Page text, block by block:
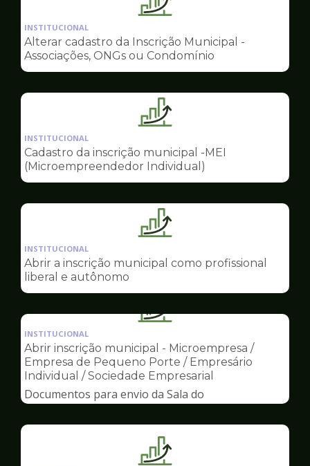
Ilustração
pagina
de
Sala
Empreendedor
INSTITUCIONAL
Alterar cadastro da Inscrição Municipal -
Associações, ONGs ou Condomínio
Ilustração
pagina
de
Sala
Empreendedor
INSTITUCIONAL
Cadastro da inscrição municipal -MEI
(Microempreendedor Individual)
Ilustração
pagina
Sala
Empreendedor
INSTITUCIONAL
Abrir a inscrição municipal como profissional
liberal e autônomo
Ilustração
pagina
de
Sala
do
Empreendedor
INSTITUCIONAL
Abrir inscrição municipal - Microempresa /
Empresa de Pequeno Porte / Empresário
Individual / Sociedade Empresarial
Documentos para envio da Sala do
Ilustração